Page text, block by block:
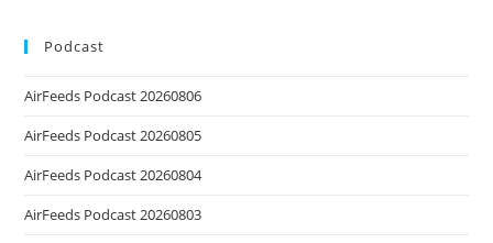
Podcast
AirFeeds Podcast 20260806
AirFeeds Podcast 20260805
AirFeeds Podcast 20260804
AirFeeds Podcast 20260803